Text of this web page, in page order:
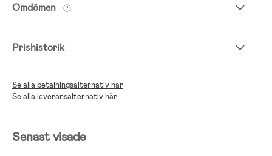
Omdömen
Prishistorik
Se alla betalningsalternativ här
Se alla leveransalternativ här
Senast visade